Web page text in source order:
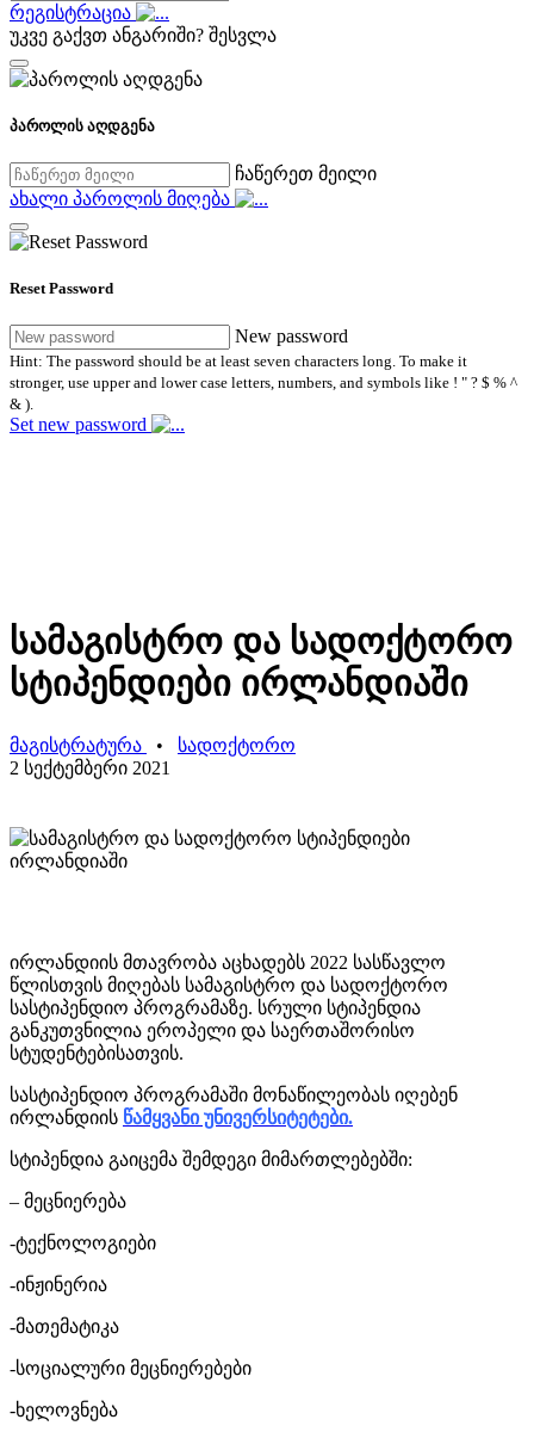
რეგისტრაცია
უკვე გაქვთ ანგარიში? შესვლა
პაროლის აღდგენა
ჩაწერეთ მეილი
ახალი პაროლის მიღება
Reset Password
New password
Hint: The password should be at least seven characters long. To make it
stronger, use upper and lower case letters, numbers, and symbols like ! " ? $ % ^
& ).
Set new password
სამაგისტრო და სადოქტორო
სტიპენდიები ირლანდიაში
მაგისტრატურა • სადოქტორო
2 სექტემბერი 2021
ირლანდიის მთავრობა აცხადებს 2022 სასწავლო
წლისთვის მიღებას სამაგისტრო და სადოქტორო
სასტიპენდიო პროგრამაზე. სრული სტიპენდია
განკუთვნილია ეროპელი და საერთაშორისო
სტუდენტებისათვის.
სასტიპენდიო პროგრამაში მონაწილეობას იღებენ
ირლანდიის წამყვანი უნივერსიტეტები.
სტიპენდია გაიცემა შემდეგი მიმართლებებში:
– მეცნიერება
-ტექნოლოგიები
-ინჟინერია
-მათემატიკა
-სოციალური მეცნიერებები
-ხელოვნება